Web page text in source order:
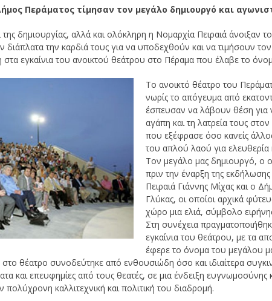
Περάματος τίμησαν τον μεγάλο δημιουργό και
δημιουργίας, αλλά και ολόκληρη η Νομαρχία Πειραιά άνοιξαν
διάπλατα την καρδιά τους για να υποδεχθούν και να τιμήσουν
εγκαίνια του ανοικτού θεάτρου στο Πέραμα που έλαβε το
Το ανοικτό θέατρο του
νωρίς το απόγευμα από
έσπευσαν να λάβουν θέση
αγάπη και τη λατρεία τους
που εξέφρασε όσο κανείς
του απλού λαού για ελευθερία
Τον μεγάλο μας δημιουργό, ο
πριν την έναρξη της
Πειραιά Γιάννης Μίχας και ο
Γλύκας, οι οποίοι αρχικά
χώρο μια ελιά, σύμβολο
Στη συνέχεια
εγκαίνια του θεάτρου, με τα
έφερε το όνομα του μεγάλου
θέατρο συνοδεύτηκε από ενθουσιώδη όσο και ιδιαίτερα
και επευφημίες από τους θεατές, σε μια ένδειξη ευγνωμοσύνης
καλλιτεχνική και πολιτική του διαδρομή.